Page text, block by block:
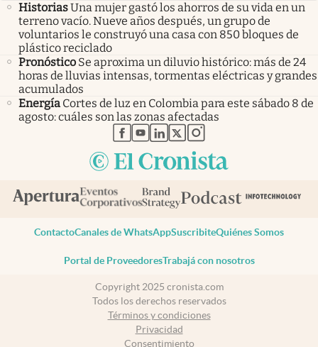
HistoriasUna mujer gastó los ahorros de su vida en un
terreno vacío. Nueve años después, un grupo de
voluntarios le construyó una casa con 850 bloques de
plástico reciclado
Pronóstico Se aproxima un diluvio histórico: más de 24
horas de lluvias intensas, tormentas eléctricas y grandes
acumulados
Energía Cortes de luz en Colombia para este sábado 8 de
agosto: cuáles son las zonas afectadas
abre en nueva pestaña
abre en nueva pestaña
abre en nueva pestaña
abre en nueva pestaña
abre en nueva pestaña
ContactoCanales de WhatsAppSuscribiteQuiénes Somos
Portal de ProveedoresTrabajá con nosotros
Copyright 2025 cronista.com
Todos los derechos reservados
Términos y condiciones
Privacidad
Consentimiento